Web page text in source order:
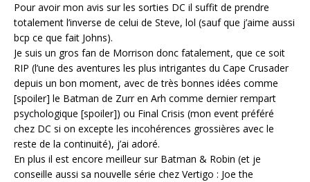
Pour avoir mon avis sur les sorties DC il suffit de prendre
totalement l’inverse de celui de Steve, lol (sauf que j’aime aussi
bcp ce que fait Johns).
Je suis un gros fan de Morrison donc fatalement, que ce soit
RIP (l’une des aventures les plus intrigantes du Cape Crusader
depuis un bon moment, avec de très bonnes idées comme
[spoiler] le Batman de Zurr en Arh comme dernier rempart
psychologique [spoiler]) ou Final Crisis (mon event préféré
chez DC si on excepte les incohérences grossières avec le
reste de la continuité), j’ai adoré.
En plus il est encore meilleur sur Batman & Robin (et je
conseille aussi sa nouvelle série chez Vertigo : Joe the